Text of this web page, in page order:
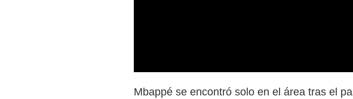
Mbappé se encontró solo en el área tras el